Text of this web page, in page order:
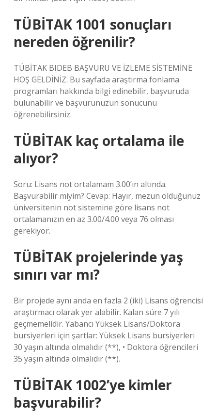
TÜBİTAK 1001 sonuçları
nereden öğrenilir?
TÜBİTAK BIDEB BAŞVURU VE İZLEME SİSTEMİNE
HOŞ GELDİNİZ. Bu sayfada araştırma fonlama
programları hakkında bilgi edinebilir, başvuruda
bulunabilir ve başvurunuzun sonucunu
öğrenebilirsiniz.
TÜBİTAK kaç ortalama ile
alıyor?
Soru: Lisans not ortalamam 3.00’ın altında.
Başvurabilir miyim? Cevap: Hayır, mezun olduğunuz
üniversitenin not sistemine göre lisans not
ortalamanızın en az 3.00/4.00 veya 76 olması
gerekiyor.
TÜBİTAK projelerinde yaş
sınırı var mı?
Bir projede aynı anda en fazla 2 (iki) Lisans öğrencisi
araştırmacı olarak yer alabilir. Kalan süre 7 yılı
geçmemelidir. Yabancı Yüksek Lisans/Doktora
bursiyerleri için şartlar: Yüksek Lisans bursiyerleri
30 yaşın altında olmalıdır (**), • Doktora öğrencileri
35 yaşın altında olmalıdır (**).
TÜBİTAK 1002’ye kimler
başvurabilir?